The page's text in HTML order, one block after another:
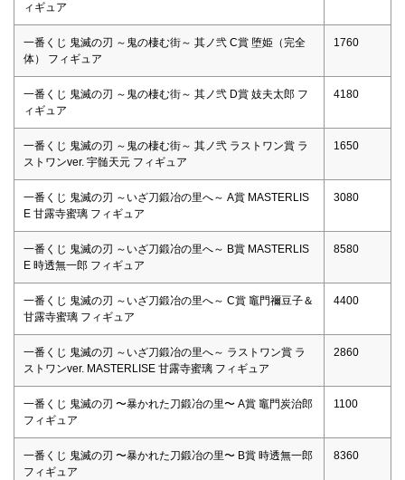
ィギュア
一番くじ 鬼滅の刃 ～鬼の棲む街～ 其ノ弐 C賞 堕姫（完全
体） フィギュア
1760
一番くじ 鬼滅の刃 ～鬼の棲む街～ 其ノ弐 D賞 妓夫太郎 フ
ィギュア
4180
一番くじ 鬼滅の刃 ～鬼の棲む街～ 其ノ弐 ラストワン賞 ラ
ストワンver. 宇髄天元 フィギュア
1650
一番くじ 鬼滅の刃 ～いざ刀鍛冶の里へ～ A賞 MASTERLIS
E 甘露寺蜜璃 フィギュア
3080
一番くじ 鬼滅の刃 ～いざ刀鍛冶の里へ～ B賞 MASTERLIS
E 時透無一郎 フィギュア
8580
一番くじ 鬼滅の刃 ～いざ刀鍛冶の里へ～ C賞 竈門禰豆子＆
甘露寺蜜璃 フィギュア
4400
一番くじ 鬼滅の刃 ～いざ刀鍛冶の里へ～ ラストワン賞 ラ
ストワンver. MASTERLISE 甘露寺蜜璃 フィギュア
2860
一番くじ 鬼滅の刃 〜暴かれた刀鍛冶の里〜 A賞 竈門炭治郎
フィギュア
1100
一番くじ 鬼滅の刃 〜暴かれた刀鍛冶の里〜 B賞 時透無⼀郎
フィギュア
8360